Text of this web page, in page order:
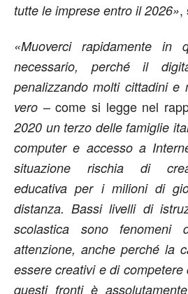
tutte le imprese entro il 2026»,
«Muoverci rapidamente in
necessario, perché il
penalizzando molti cittadini e
vero – come si legge nel
2020 un terzo delle famiglie
computer e accesso a
situazione rischia di
educativa per i milioni di
distanza. Bassi livelli di
scolastica sono fenomeni
attenzione, anche perché la
essere creativi e di
questi fronti è